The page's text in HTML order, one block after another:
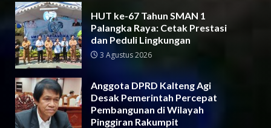
HUT ke-67 Tahun SMAN 1
Palangka Raya: Cetak Prestasi
dan Peduli Lingkungan
3 Agustus 2026
Anggota DPRD Kalteng Agi
Desak Pemerintah Percepat
Pembangunan di Wilayah
Pinggiran Rakumpit